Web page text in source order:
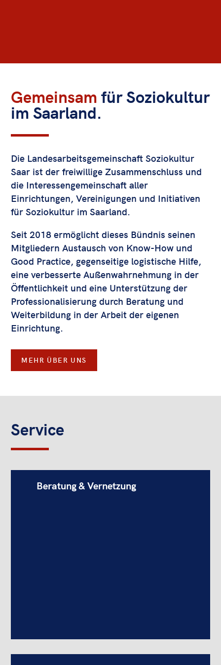
Gemeinsamfür Soziokultur
im Saarland.
Die Landesarbeitsgemeinschaft Soziokultur
Saar ist der freiwillige Zusammenschluss und
die Interessengemeinschaft aller
Einrichtungen, Vereinigungen und Initiativen
für Soziokultur im Saarland.
Seit 2018 ermöglicht dieses Bündnis seinen
Mitgliedern Austausch von Know-How und
Good Practice, gegenseitige logistische Hilfe,
eine verbesserte Außenwahrnehmung in der
Öffentlichkeit und eine Unterstützung der
Professionalisierung durch Beratung und
Weiterbildung in der Arbeit der eigenen
Einrichtung.
MEHR ÜBER UNS
Service
Beratung & Vernetzung